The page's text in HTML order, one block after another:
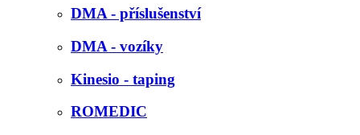
DMA - příslušenství
DMA - vozíky
Kinesio - taping
ROMEDIC